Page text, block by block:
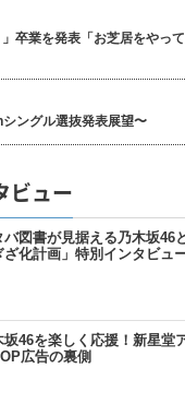
卒業を発表「お芝居をやっ
シングル選抜発表展望〜
ビュー
バ図書が見据える乃木坂46
ざ化計画」特別インタビュ
坂46を楽しく応援！新星堂
広告の裏側